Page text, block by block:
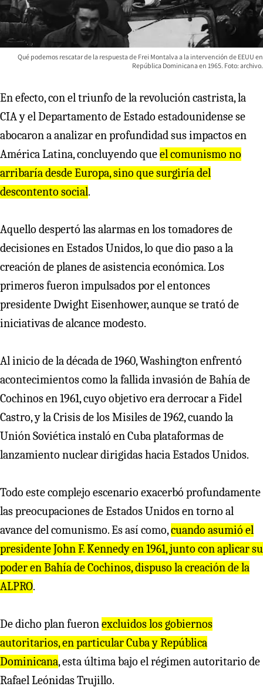
Qué podemos rescatar de la respuesta de Frei Montalva a la intervención de EEUU en
República Dominicana en 1965. Foto: archivo.
En efecto, con el triunfo de la revolución castrista, la
CIA y el Departamento de Estado estadounidense se
abocaron a analizar en profundidad sus impactos en
América Latina, concluyendo queel comunismo no
arribaría desde Europa, sino que surgiría del
descontento social.
Aquello despertó las alarmas en los tomadores de
decisiones en Estados Unidos, lo que dio paso a la
creación de planes de asistencia económica. Los
primeros fueron impulsados por el entonces
presidente Dwight Eisenhower, aunque se trató de
iniciativas de alcance modesto.
Al inicio de la década de 1960, Washington enfrentó
acontecimientos como la fallida invasión de Bahía de
Cochinos en 1961, cuyo objetivo era derrocar a Fidel
Castro, y la Crisis de los Misiles de 1962, cuando la
Unión Soviética instaló en Cuba plataformas de
lanzamiento nuclear dirigidas hacia Estados Unidos.
Todo este complejo escenario exacerbó profundamente
las preocupaciones de Estados Unidos en torno al
avance del comunismo. Es así como,cuando asumió el
presidente John F. Kennedy en 1961, junto con aplicarsu
poderen Bahía de Cochinos, dispuso la creación de la
ALPRO.
De dicho plan fueronexcluidos los gobiernos
autoritarios, en particularCuba yRepública
Dominicana, esta última bajo el régimen autoritario de
Rafael Leónidas Trujillo.